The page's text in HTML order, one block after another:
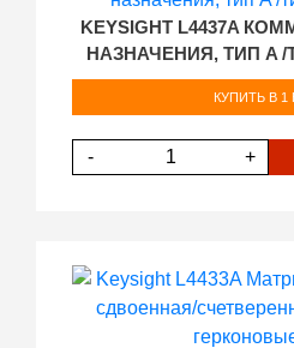
KEYSIGHT L4437A
НАЗНАЧЕНИЯ, ТИП A /
КУПИТЬ В 1
- +